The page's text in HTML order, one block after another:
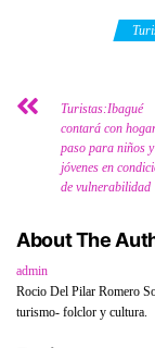
Turistas:Ibagué
contará con
paso para niños y
jóvenes en
de vulnerabilidad
About The
admin
Rocio Del Pilar Romero
turismo- folclor y cultura.